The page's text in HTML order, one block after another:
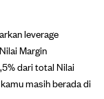
leverage
Margin
dari total Nilai
masih berada di